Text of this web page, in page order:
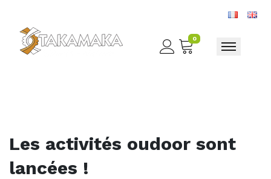
0
Toggle
Les activités oudoor sont
lancées !